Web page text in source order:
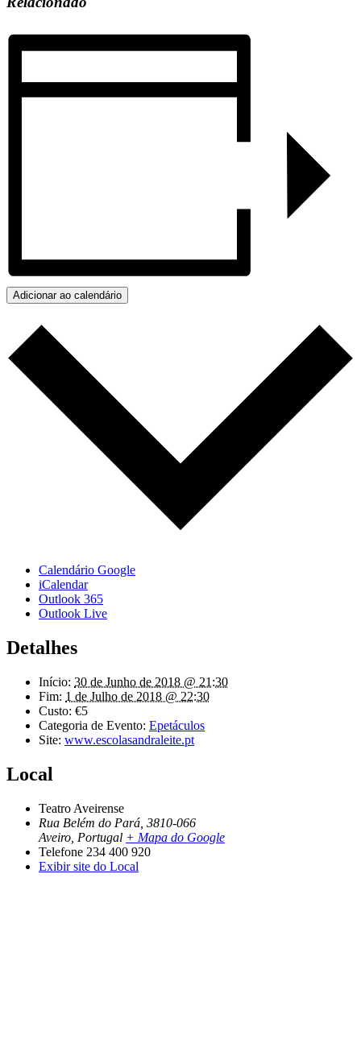
Adicionar ao calendário
Calendário Google
iCalendar
Outlook 365
Outlook Live
Detalhes
Início: 30 de Junho de 2018 @ 21:30
Fim: 1 de Julho de 2018 @ 22:30
Custo: €5
Categoria de Evento: Epetáculos
Site: www.escolasandraleite.pt
Local
Teatro Aveirense
Rua Belém do Pará, 3810-066
Aveiro Portugal + Mapa do Google
Telefone 234 400 920
Exibir site do Local